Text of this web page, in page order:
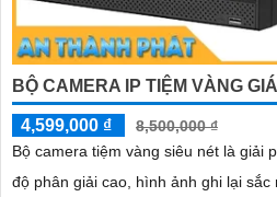
BỘ CAMERA IP TIỆM VÀNG
4,599,000 ₫
8,500,000 ₫
Bộ camera tiệm vàng siêu nét là giải
độ phân giải cao, hình ảnh ghi lại